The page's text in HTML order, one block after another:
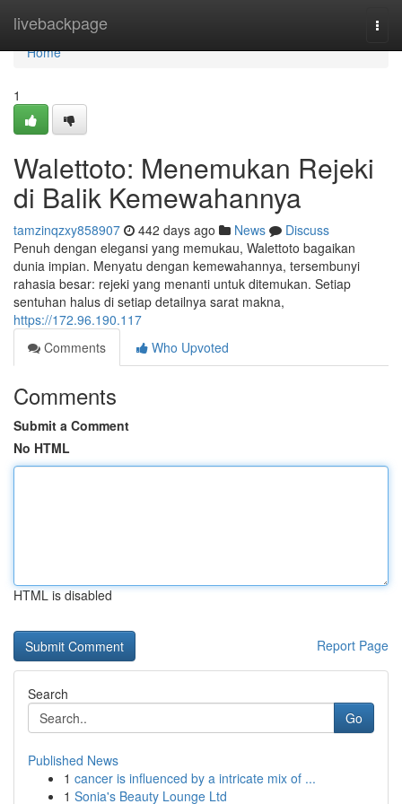
livebackpage
Home
Home
1
Walettoto: Menemukan Rejeki
di Balik Kemewahannya
tamzinqzxy858907 442 days ago News
Discuss
Penuh dengan elegansi yang memukau, Walettoto bagaikan
dunia impian. Menyatu dengan kemewahannya, tersembunyi
rahasia besar: rejeki yang menanti untuk ditemukan. Setiap
sentuhan halus di setiap detailnya sarat makna,
https://172.96.190.117
Comments
Who Upvoted
Comments
Submit a Comment
No HTML
HTML is disabled
Report Page
Search
Go
Published News
1 cancer is influenced by a intricate mix of ...
1 Sonia's Beauty Lounge Ltd